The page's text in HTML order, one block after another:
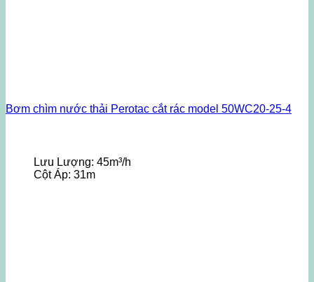
Bơm chìm nước thải Perotac cắt rác model 50WC20-25-4
Lưu Lượng: 45m³/h
Cột Áp: 31m